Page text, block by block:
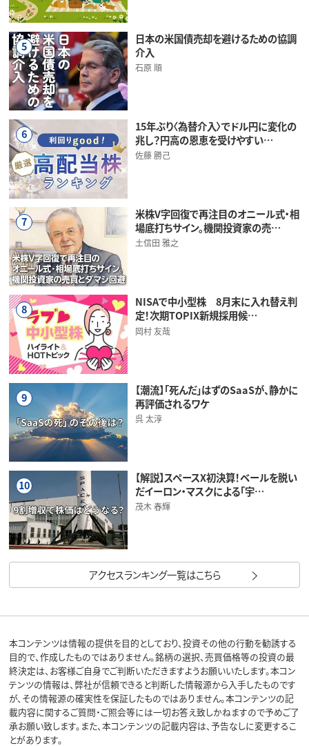
5
日本の米国債売却を避けるための協調
介入
石原 順
6
15年ぶり〈為替介入〉でドル円に変化の
兆し？円高の恩恵を受けやすい…
佐藤 勝己
7
米株V字回復で再注目のオニール式・相
場底打ちサイン。機関投資家の売…
土信田 雅之
8
NISAで中小型株 8月末に入れ替え判
定！次期TOPIX新規採用候…
岡村 友哉
9
【潮流】「死んだ」はずのSaaSが、静かに
再評価されるワケ
呉 太淳
10
【解説】スペースX初決算！ベールを脱い
だイーロン・マスクによる「宇…
茂木 春輝
アクセスランキング一覧はこちら
本コンテンツは情報の提供を目的としており、投資その他の行動を勧誘する
目的で、作成したものではありません。銘柄の選択、売買価格等の投資の最
終決定は、お客様ご自身でご判断いただきますようお願いいたします。本コン
テンツの情報は、弊社が信頼できると判断した情報源から入手したものです
が、その情報源の確実性を保証したものではありません。本コンテンツの記
載内容に関するご質問・ご照会等には一切お答え致しかねますので予めご了
承お願い致します。また、本コンテンツの記載内容は、予告なしに変更するこ
とがあります。